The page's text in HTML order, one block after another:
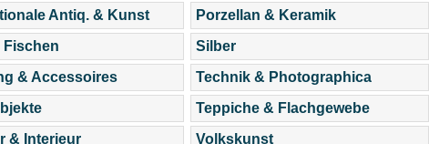
Antiq. & Kunst
Fischen
& Accessoires
& Interieur
Porzellan & Keramik
Silber
Technik & Photographica
Teppiche & Flachgewebe
Volkskunst